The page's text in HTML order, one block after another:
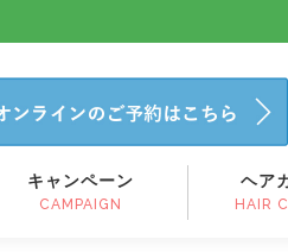
キャンペーン
CAMPAIGN
ヘア
HAIR